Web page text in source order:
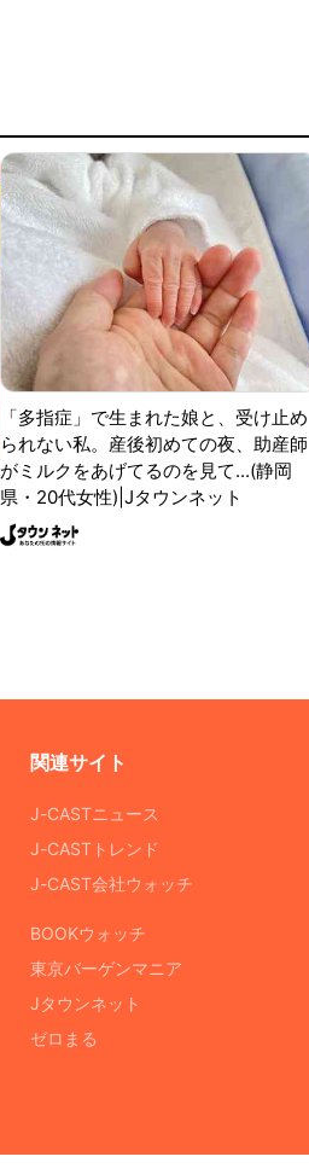
「多指症」で生まれた娘と、受け止め
られない私。産後初めての夜、助産師
がミルクをあげてるのを見て...(静岡
県・20代女性)|Jタウンネット
関連サイト
J-CASTニュース
J-CASTトレンド
J-CAST会社ウォッチ
BOOKウォッチ
東京バーゲンマニア
Jタウンネット
ゼロまる